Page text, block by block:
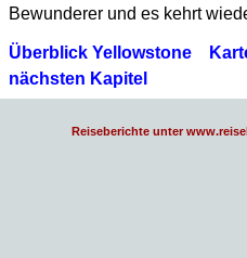
Bewunderer und es kehrt
Überblick Yellowstone
nächsten Kapitel
Reiseberichte unter